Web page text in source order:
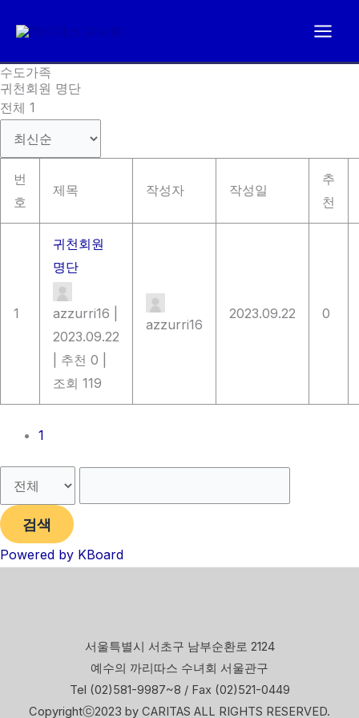
로
건
수도가족
귀천회원 명단
전체 1
번
호
제목 작성자 작성일
추
천
1
귀천회원
명단
azzurri16
2023.09.22
추천 0
조회 119
azzurri16
2023.09.22 0
1
검색
Powered by KBoard
서울특별시 서초구 남부순환로 2124
예수의 까리따스 수녀회 서울관구
Tel (02)581-9987~8 / Fax (02)521-0449
Copyrightⓒ2023 by CARITAS ALL RIGHTS RESERVED.